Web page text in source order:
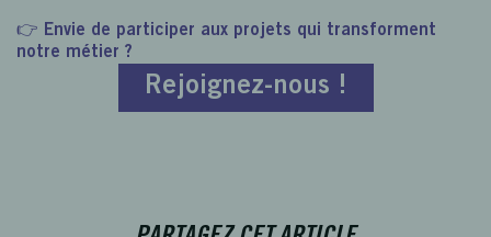
👉 Envie de participer aux projets qui transforment
notre métier ?
Rejoignez-nous !